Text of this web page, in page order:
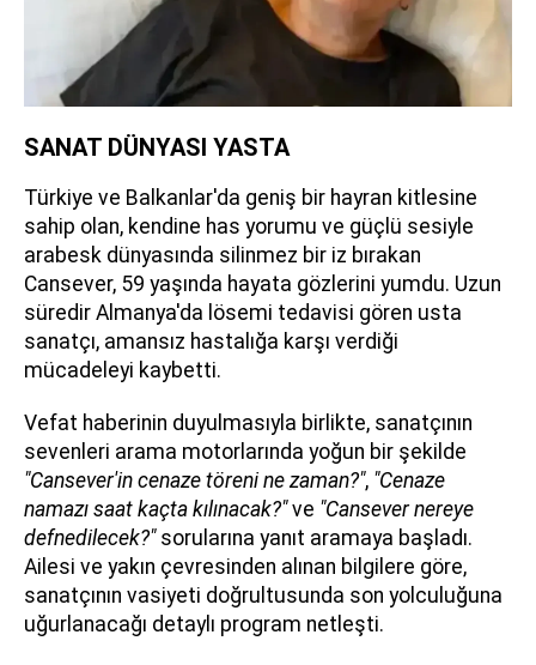
SANAT DÜNYASI YASTA
Türkiye ve Balkanlar'da geniş bir hayran kitlesine
sahip olan, kendine has yorumu ve güçlü sesiyle
arabesk dünyasında silinmez bir iz bırakan
Cansever, 59 yaşında hayata gözlerini yumdu. Uzun
süredir Almanya'da lösemi tedavisi gören usta
sanatçı, amansız hastalığa karşı verdiği
mücadeleyi kaybetti.
Vefat haberinin duyulmasıyla birlikte, sanatçının
sevenleri arama motorlarında yoğun bir şekilde
"Cansever'in cenaze töreni ne zaman?", "Cenaze
namazı saat kaçta kılınacak?"ve "Cansever nereye
defnedilecek?"sorularına yanıt aramaya başladı.
Ailesi ve yakın çevresinden alınan bilgilere göre,
sanatçının vasiyeti doğrultusunda son yolculuğuna
uğurlanacağı detaylı program netleşti.